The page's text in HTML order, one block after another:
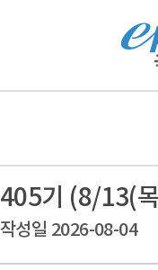
405기 (8/13(
작성일 2026-08-04